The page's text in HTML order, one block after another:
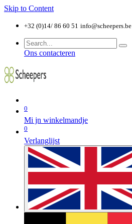
Skip to Content
+32 (0)14/ 86 60 51 info@scheepers.be
Ons contacteren
0
Mi jn winkelmandje
0
Verlanglijst